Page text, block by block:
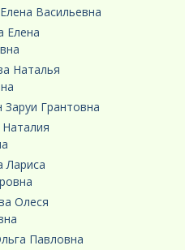
Васильевна
Елена
Наталья
Заруи Грантовна
Лариса
Олеся
Павловна